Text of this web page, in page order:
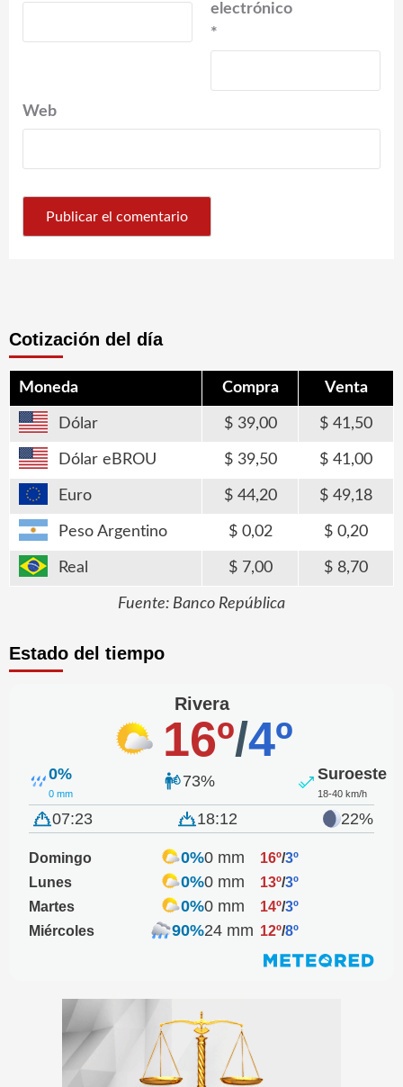
electrónico
*
Web
Cotización del día
Moneda Compra Venta
Dólar 39,00 41,50
Dólar eBROU 39,50 41,00
Euro 44,20 49,18
Peso Argentino 0,02 0,20
Real 7,00 8,70
Fuente: Banco República
Estado del tiempo
Rivera
16º/4º
0%
0 mm
73% Suroeste
18-40 km/h
07:23 18:12 22%
Domingo 0%0 mm 16º/3º
Lunes
0%0 mm 13º/3º
Martes
0%0 mm 14º/3º
Miércoles
90%24 mm 12º/8º